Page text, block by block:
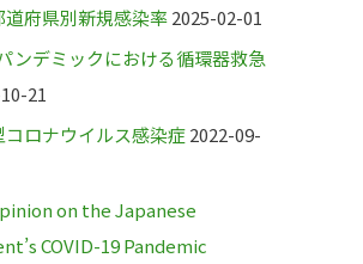
府県別新規感染率2025-02-01
ンデミックにおける循環器救急
21
ロナウイルス感染症2022-09-
on the Japanese
COVID-19 Pandemic